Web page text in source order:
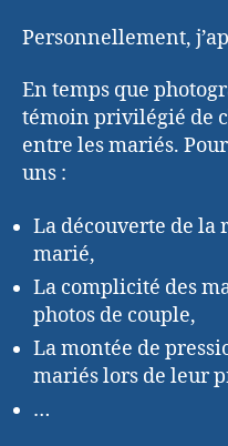
Personnellement,
En temps que
témoin privilégié de
entre les mariés.
uns :
La découverte de la
marié,
La complicité des
photos de couple,
La montée de
mariés lors de leur
…